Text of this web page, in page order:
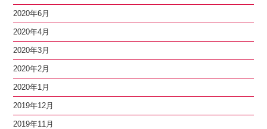
2020年6月
2020年4月
2020年3月
2020年2月
2020年1月
2019年12月
2019年11月